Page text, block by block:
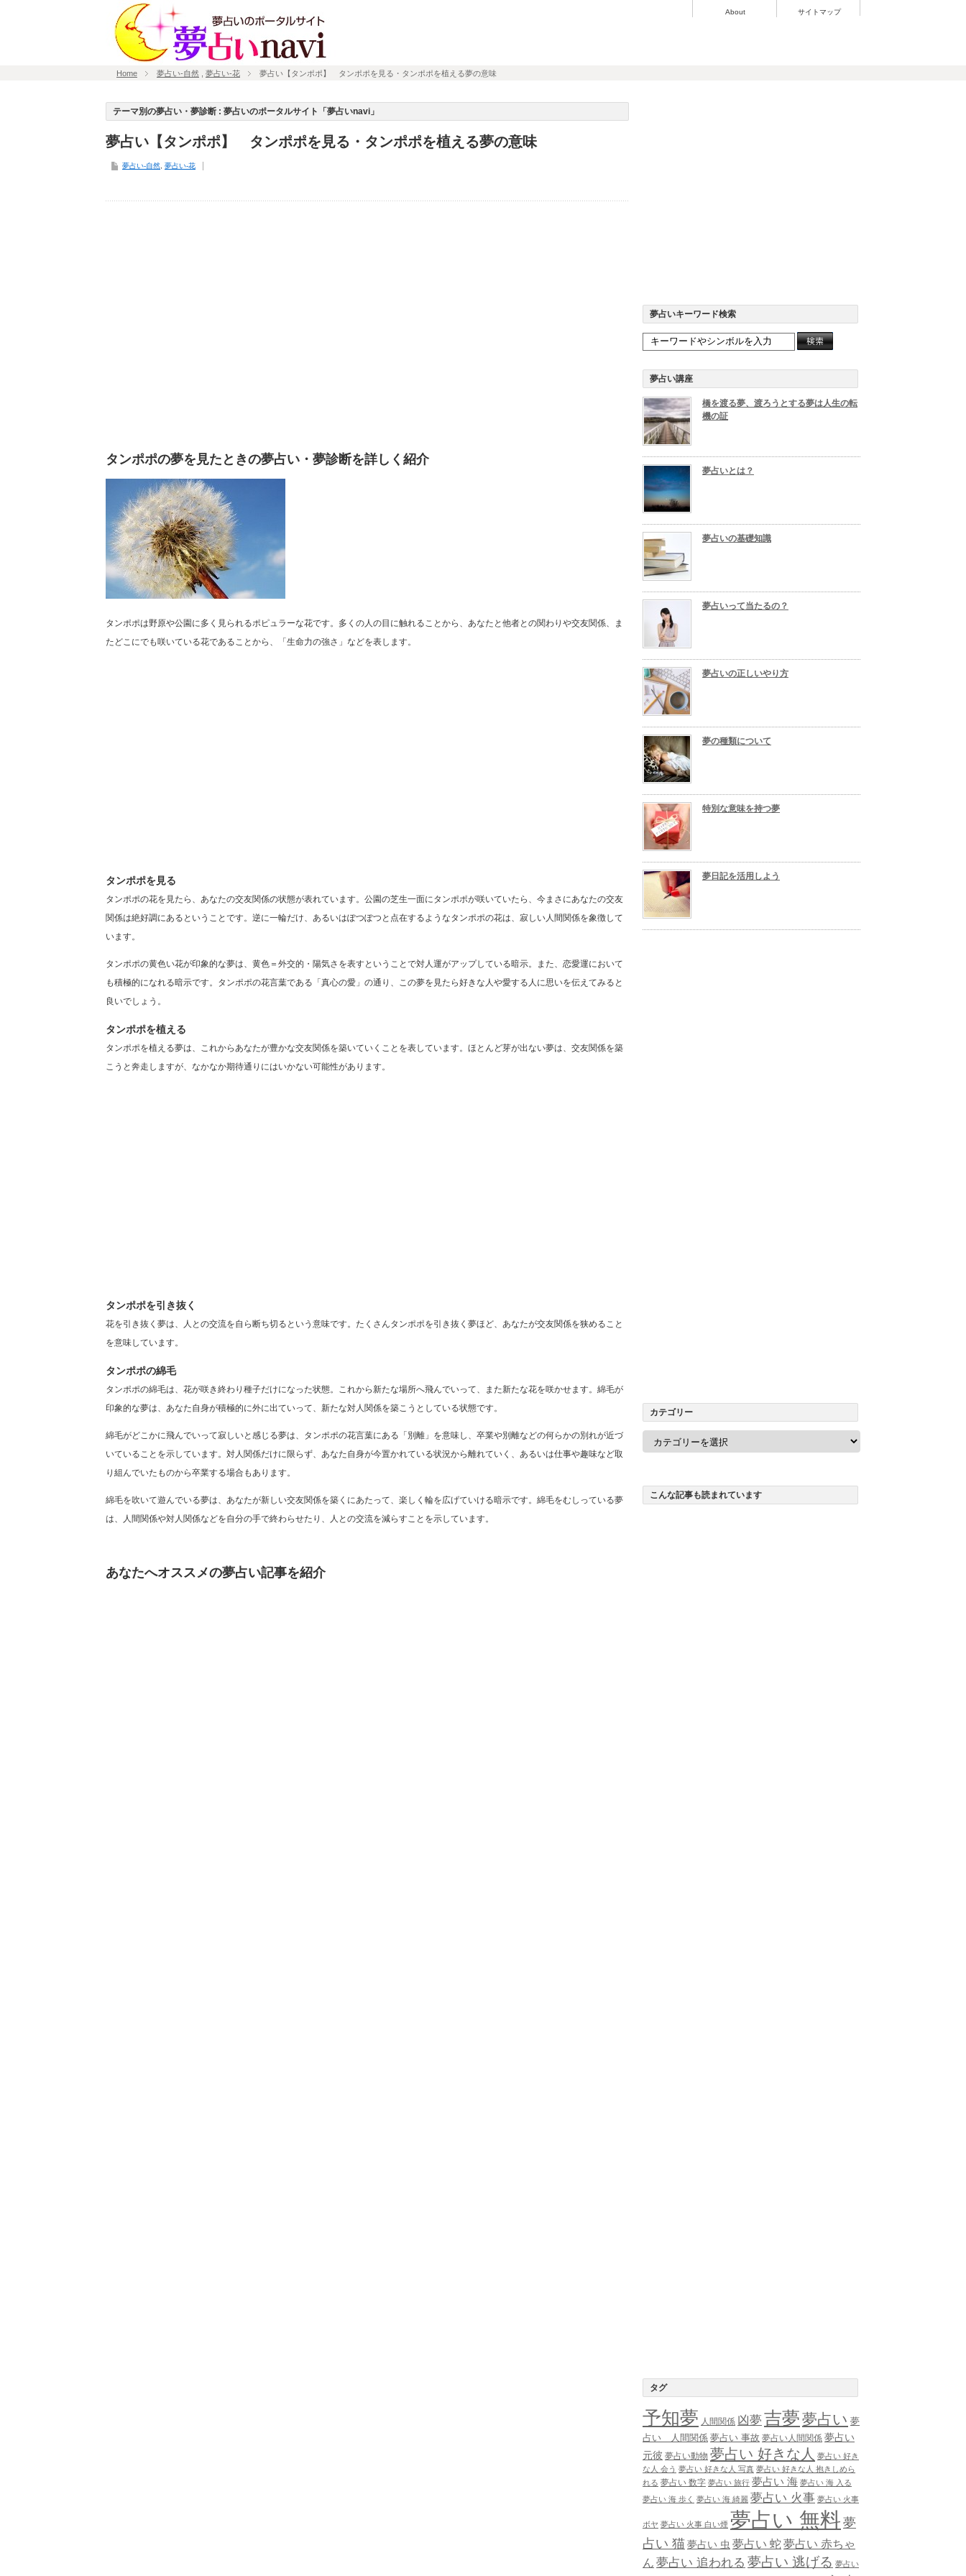
About サイトマップ
Home 夢占い-自然 夢占い-花 夢占い【タンポポ】 タンポポを見る・タンポポを植える夢の意味
テーマ別の夢占い・夢診断 : 夢占いのポータルサイト「夢占いnavi」
夢占い【タンポポ】 タンポポを見る・タンポポを植える夢の意味
夢占い-自然 夢占い-花
タンポポの夢を見たときの夢占い・夢診断を詳しく紹介
タンポポは野原や公園に多く見られるポピュラーな花です。多くの人の目に触れることから、あなたと他者との関わりや交友関係、ま
たどこにでも咲いている花であることから、「生命力の強さ」などを表します。
タンポポを見る
タンポポの花を見たら、あなたの交友関係の状態が表れています。公園の芝生一面にタンポポが咲いていたら、今まさにあなたの交友
関係は絶好調にあるということです。逆に一輪だけ、あるいはぽつぽつと点在するようなタンポポの花は、寂しい人間関係を象徴して
います。
タンポポの黄色い花が印象的な夢は、黄色＝外交的・陽気さを表すということで対人運がアップしている暗示。また、恋愛運において
も積極的になれる暗示です。タンポポの花言葉である「真心の愛」の通り、この夢を見たら好きな人や愛する人に思いを伝えてみると
良いでしょう。
タンポポを植える
タンポポを植える夢は、これからあなたが豊かな交友関係を築いていくことを表しています。ほとんど芽が出ない夢は、交友関係を築
こうと奔走しますが、なかなか期待通りにはいかない可能性があります。
タンポポを引き抜く
花を引き抜く夢は、人との交流を自ら断ち切るという意味です。たくさんタンポポを引き抜く夢ほど、あなたが交友関係を狭めること
を意味しています。
タンポポの綿毛
タンポポの綿毛は、花が咲き終わり種子だけになった状態。これから新たな場所へ飛んでいって、また新たな花を咲かせます。綿毛が
印象的な夢は、あなた自身が積極的に外に出ていって、新たな対人関係を築こうとしている状態です。
綿毛がどこかに飛んでいって寂しいと感じる夢は、タンポポの花言葉にある「別離」を意味し、卒業や別離などの何らかの別れが近づ
いていることを示しています。対人関係だけに限らず、あなた自身が今置かれている状況から離れていく、あるいは仕事や趣味など取
り組んでいたものから卒業する場合もあります。
綿毛を吹いて遊んでいる夢は、あなたが新しい交友関係を築くにあたって、楽しく輪を広げていける暗示です。綿毛をむしっている夢
は、人間関係や対人関係などを自分の手で終わらせたり、人との交流を減らすことを示しています。
あなたへオススメの夢占い記事を紹介
夢占いキーワード検索
夢占い講座
橋を渡る夢、渡ろうとする夢は人生の転
機の証
夢占いとは？
夢占いの基礎知識
夢占いって当たるの？
夢占いの正しいやり方
夢の種類について
特別な意味を持つ夢
夢日記を活用しよう
カテゴリー
カ
ー
こんな記事も読まれています
タグ
予知夢 人間関係 凶夢 吉夢夢占い 夢
占い 人間関係 夢占い 事故 夢占い人間関係 夢占い
元彼 夢占い動物 夢占い 好きな人 夢占い 好き
な人 会う 夢占い 好きな人 写真 夢占い 好きな人 抱きしめら
れる 夢占い 数字 夢占い 旅行 夢占い 海 夢占い 海 入る
夢占い 海 歩く 夢占い 海 綺麗 夢占い 火事 夢占い 火事
ボヤ 夢占い 火事 白い煙 夢占い 無料 夢
占い 猫夢占い 虫 夢占い 蛇夢占い 赤ちゃ
ん 夢占い 追われる 夢占い 逃げる 夢占い